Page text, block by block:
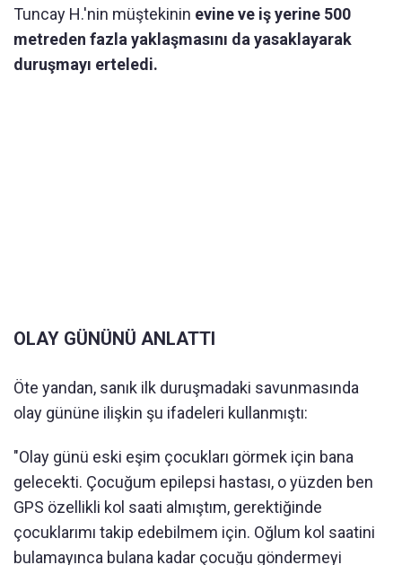
Tuncay H.'nin müştekinin evine ve iş yerine 500
metreden fazla yaklaşmasını da yasaklayarak
duruşmayı erteledi.
OLAY GÜNÜNÜ ANLATTI
Öte yandan, sanık ilk duruşmadaki savunmasında
olay gününe ilişkin şu ifadeleri kullanmıştı:
"Olay günü eski eşim çocukları görmek için bana
gelecekti. Çocuğum epilepsi hastası, o yüzden ben
GPS özellikli kol saati almıştım, gerektiğinde
çocuklarımı takip edebilmem için. Oğlum kol saatini
bulamayınca bulana kadar çocuğu göndermeyi